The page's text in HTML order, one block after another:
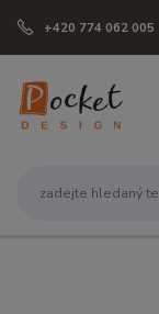
+420 774 062 005